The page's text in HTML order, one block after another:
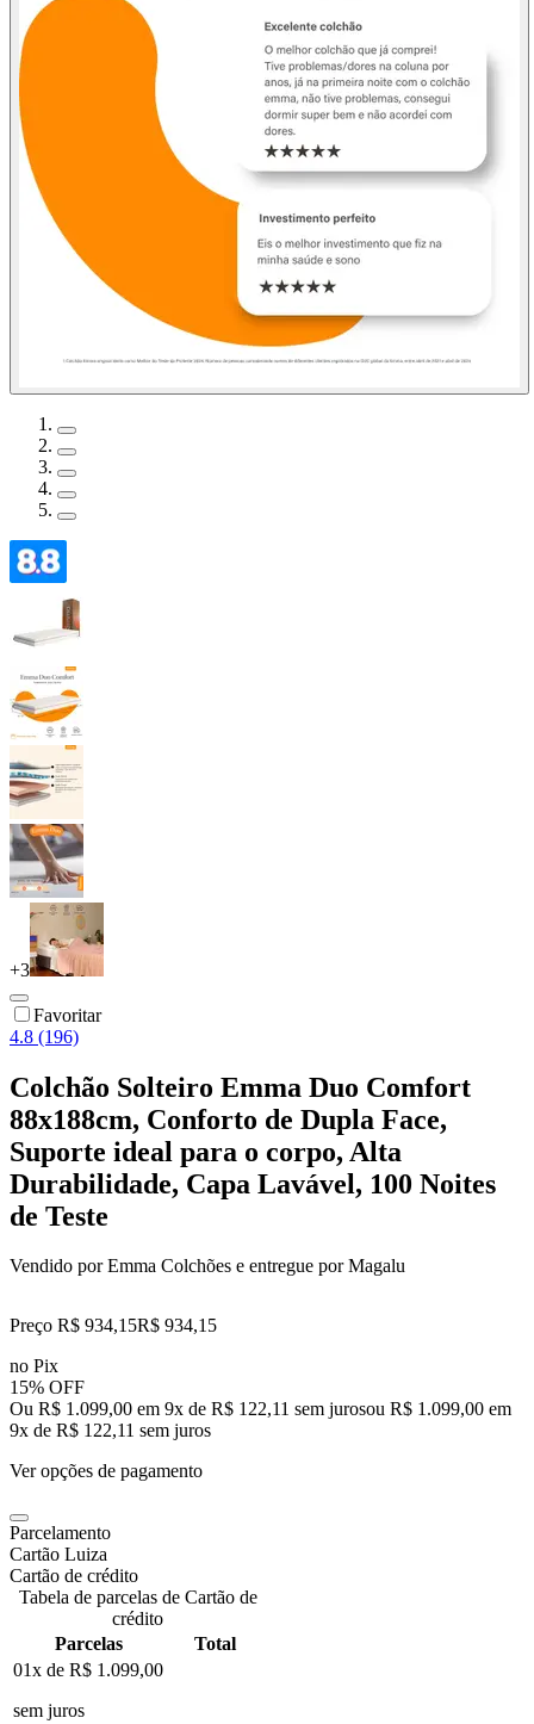
+3
Favoritar
4.8 (196)
Colchão Solteiro Emma Duo Comfort
88x188cm, Conforto de Dupla Face,
Suporte ideal para o corpo, Alta
Durabilidade, Capa Lavável, 100 Noites
de Teste
Vendido porEmma Colchões e entregue por Magalu
Preço R$ 934,15R$ 934,15
no Pix
15% OFF
Ou R$ 1.099,00 em 9x de R$ 122,11 sem jurosou R$ 1.099,00 em
9x de R$ 122,11 sem juros
Ver opções de pagamento
Parcelamento
Cartão Luiza
Cartão de crédito
Tabela de parcelas de Cartão de
crédito
Parcelas
Total
01x de R$ 1.099,00
sem juros